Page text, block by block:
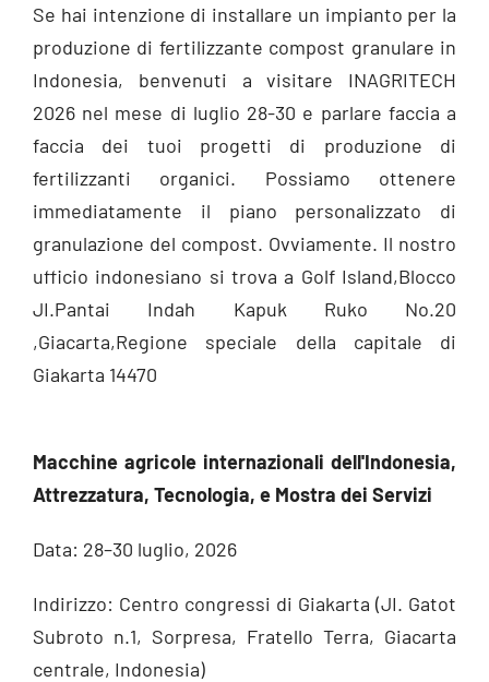
Se hai intenzione di installare un impianto per la
produzione di fertilizzante compost granulare in
Indonesia, benvenuti a visitare INAGRITECH
2026 nel mese di luglio 28-30 e parlare faccia a
faccia dei tuoi progetti di produzione di
fertilizzanti organici. Possiamo ottenere
immediatamente il piano personalizzato di
granulazione del compost. Ovviamente. Il nostro
ufficio indonesiano si trova a Golf Island,Blocco
JI.Pantai Indah Kapuk Ruko No.20
,Giacarta,Regione speciale della capitale di
Giakarta 14470
Macchine agricole internazionali dell'Indonesia,
Attrezzatura, Tecnologia, e Mostra dei Servizi
Data: 28–30 luglio, 2026
Indirizzo: Centro congressi di Giakarta (JI. Gatot
Subroto n.1, Sorpresa, Fratello Terra, Giacarta
centrale, Indonesia)